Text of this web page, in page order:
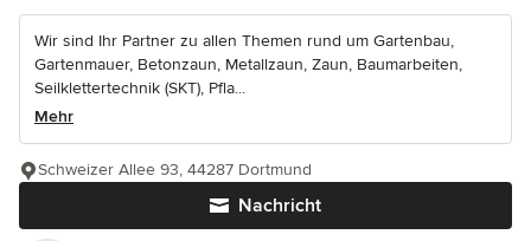
Wir sind Ihr Partner zu allen Themen rund um Gartenbau,
Gartenmauer, Betonzaun, Metallzaun, Zaun, Baumarbeiten,
Seilklettertechnik (SKT), Pfla...
Mehr
Nachricht
Schweizer Allee 93, 44287 Dortmund